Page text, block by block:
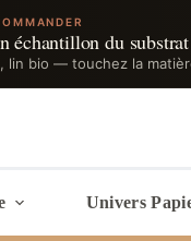
échantillon du substrat
lin bio — touchez la
Univers